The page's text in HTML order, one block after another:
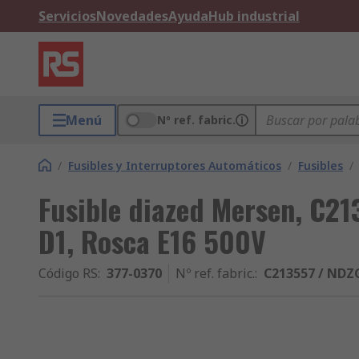
ServiciosNovedadesAyudaHub industrial
Menú Nº ref. fabric.
/ Fusibles y Interruptores Automáticos / Fusibles /
Fusible diazed Mersen,
D1, Rosca E16 500V
Código RS: 377-0370 Nº ref. fabric.: C213557 /